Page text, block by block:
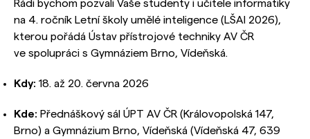
Rádi bychom pozvali Vaše studenty i učitele informatiky
na 4. ročník Letní školy umělé inteligence (LŠAI 2026),
kterou pořádá Ústav přístrojové techniky AV ČR
ve spolupráci s Gymnáziem Brno, Vídeňská.
Kdy: 18. až 20. června 2026
Kde: Přednáškový sál ÚPT AV ČR (Královopolská 147,
Brno) a Gymnázium Brno, Vídeňská (Vídeňská 47, 639